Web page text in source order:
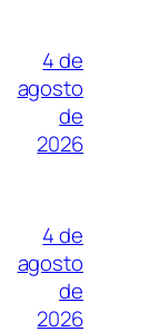
4 de
agosto
de
2026
4 de
agosto
de
2026